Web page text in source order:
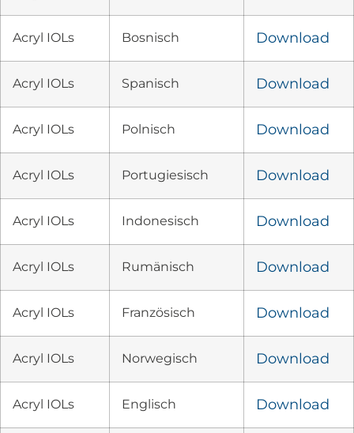
Acryl IOLs Bosnisch Download
Acryl IOLs Spanisch Download
Acryl IOLs Polnisch Download
Acryl IOLs Portugiesisch Download
Acryl IOLs Indonesisch Download
Acryl IOLs Rumänisch Download
Acryl IOLs Französisch Download
Acryl IOLs Norwegisch Download
Acryl IOLs Englisch Download